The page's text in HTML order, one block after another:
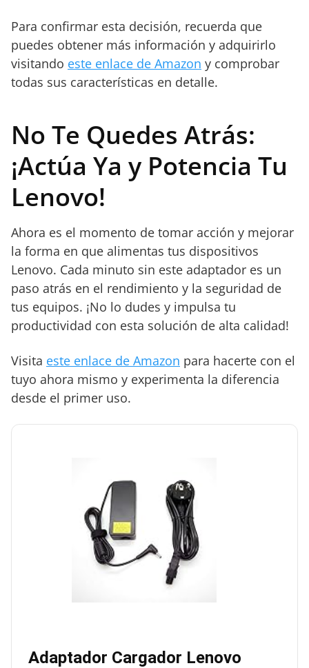
Para confirmar esta decisión, recuerda que
puedes obtener más información y adquirirlo
visitando este enlace de Amazon y comprobar
todas sus características en detalle.
No Te Quedes Atrás:
¡Actúa Ya y Potencia Tu
Lenovo!
Ahora es el momento de tomar acción y mejorar
la forma en que alimentas tus dispositivos
Lenovo. Cada minuto sin este adaptador es un
paso atrás en el rendimiento y la seguridad de
tus equipos. ¡No lo dudes y impulsa tu
productividad con esta solución de alta calidad!
Visita este enlace de Amazon para hacerte con el
tuyo ahora mismo y experimenta la diferencia
desde el primer uso.
Adaptador Cargador Lenovo